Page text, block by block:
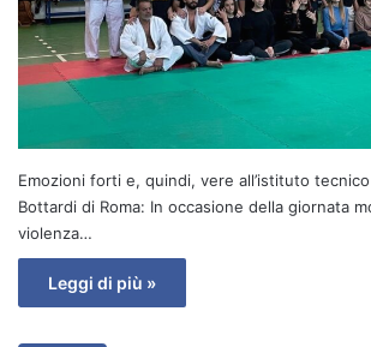
Emozioni forti e, quindi, vere all’istituto
Bottardi di Roma: In occasione della giornata
violenza…
Leggi di più »